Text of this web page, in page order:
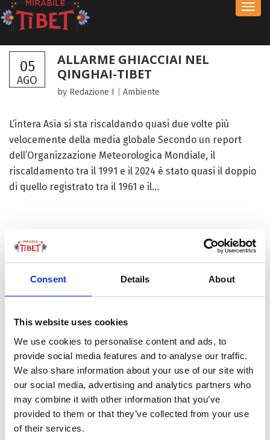
Consent Details About
This website uses cookies
We use cookies to personalise content and ads, to
provide social media features and to analyse our traffic.
We also share information about your use of our site with
our social media, advertising and analytics partners who
may combine it with other information that you’ve
provided to them or that they’ve collected from your use
of their services.
05
AGO
ALLARME GHIACCIAI NEL
QINGHAI-TIBET
by Redazione I Ambiente
L’intera Asia si sta riscaldando quasi due volte più
velocemente della media globale Secondo un report
dell’Organizzazione Meteorologica Mondiale, il
riscaldamento tra il 1991 e il 2024 è stato quasi il doppio
di quello registrato tra il 1961 e il...
FOCUS TIBET